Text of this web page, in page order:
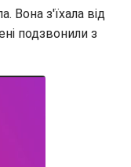
Вона з'їхала від
подзвонили з